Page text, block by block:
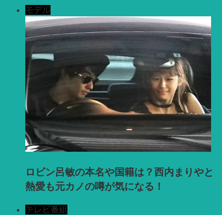
モデル
ロビン呂敏の本名や国籍は？西内まりやと
熱愛も元カノの噂が気になる！
テレビ番組